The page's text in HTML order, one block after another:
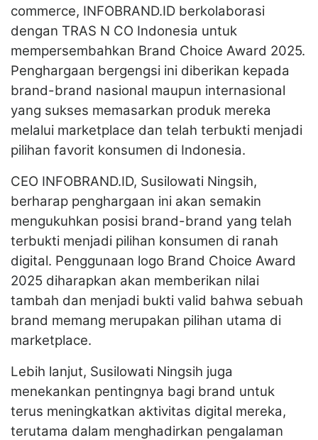
commerce, INFOBRAND.ID berkolaborasi
dengan TRAS N CO Indonesia untuk
mempersembahkan Brand Choice Award 2025.
Penghargaan bergengsi ini diberikan kepada
brand-brand nasional maupun internasional
yang sukses memasarkan produk mereka
melalui marketplace dan telah terbukti menjadi
pilihan favorit konsumen di Indonesia.
CEO INFOBRAND.ID, Susilowati Ningsih,
berharap penghargaan ini akan semakin
mengukuhkan posisi brand-brand yang telah
terbukti menjadi pilihan konsumen di ranah
digital. Penggunaan logo Brand Choice Award
2025 diharapkan akan memberikan nilai
tambah dan menjadi bukti valid bahwa sebuah
brand memang merupakan pilihan utama di
marketplace.
Lebih lanjut, Susilowati Ningsih juga
menekankan pentingnya bagi brand untuk
terus meningkatkan aktivitas digital mereka,
terutama dalam menghadirkan pengalaman